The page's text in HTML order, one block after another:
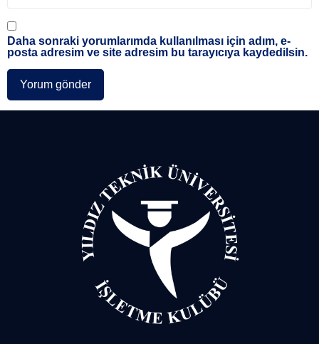
Daha sonraki yorumlarımda kullanılması için adım, e-
posta adresim ve site adresim bu tarayıcıya kaydedilsin.